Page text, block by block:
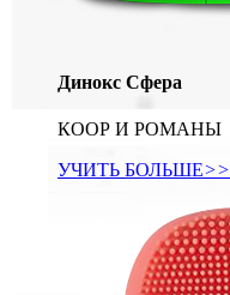
Динокс Сфера
КООР И РОМАНЫ
УЧИТЬ БОЛЬШЕ>>